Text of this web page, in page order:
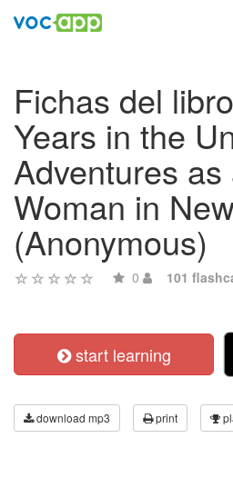
Fichas del
Years in the
Adventures
Woman in
(Anonymous)
0 101
start learning
download mp3 print